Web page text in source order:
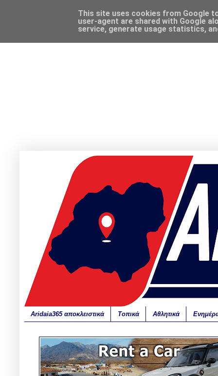
Aridaia365 αποκλειστικά Τοπικά Αθλητικά
This site uses cookies from Google
user-agent are shared with Google
service, generate usage statistics,